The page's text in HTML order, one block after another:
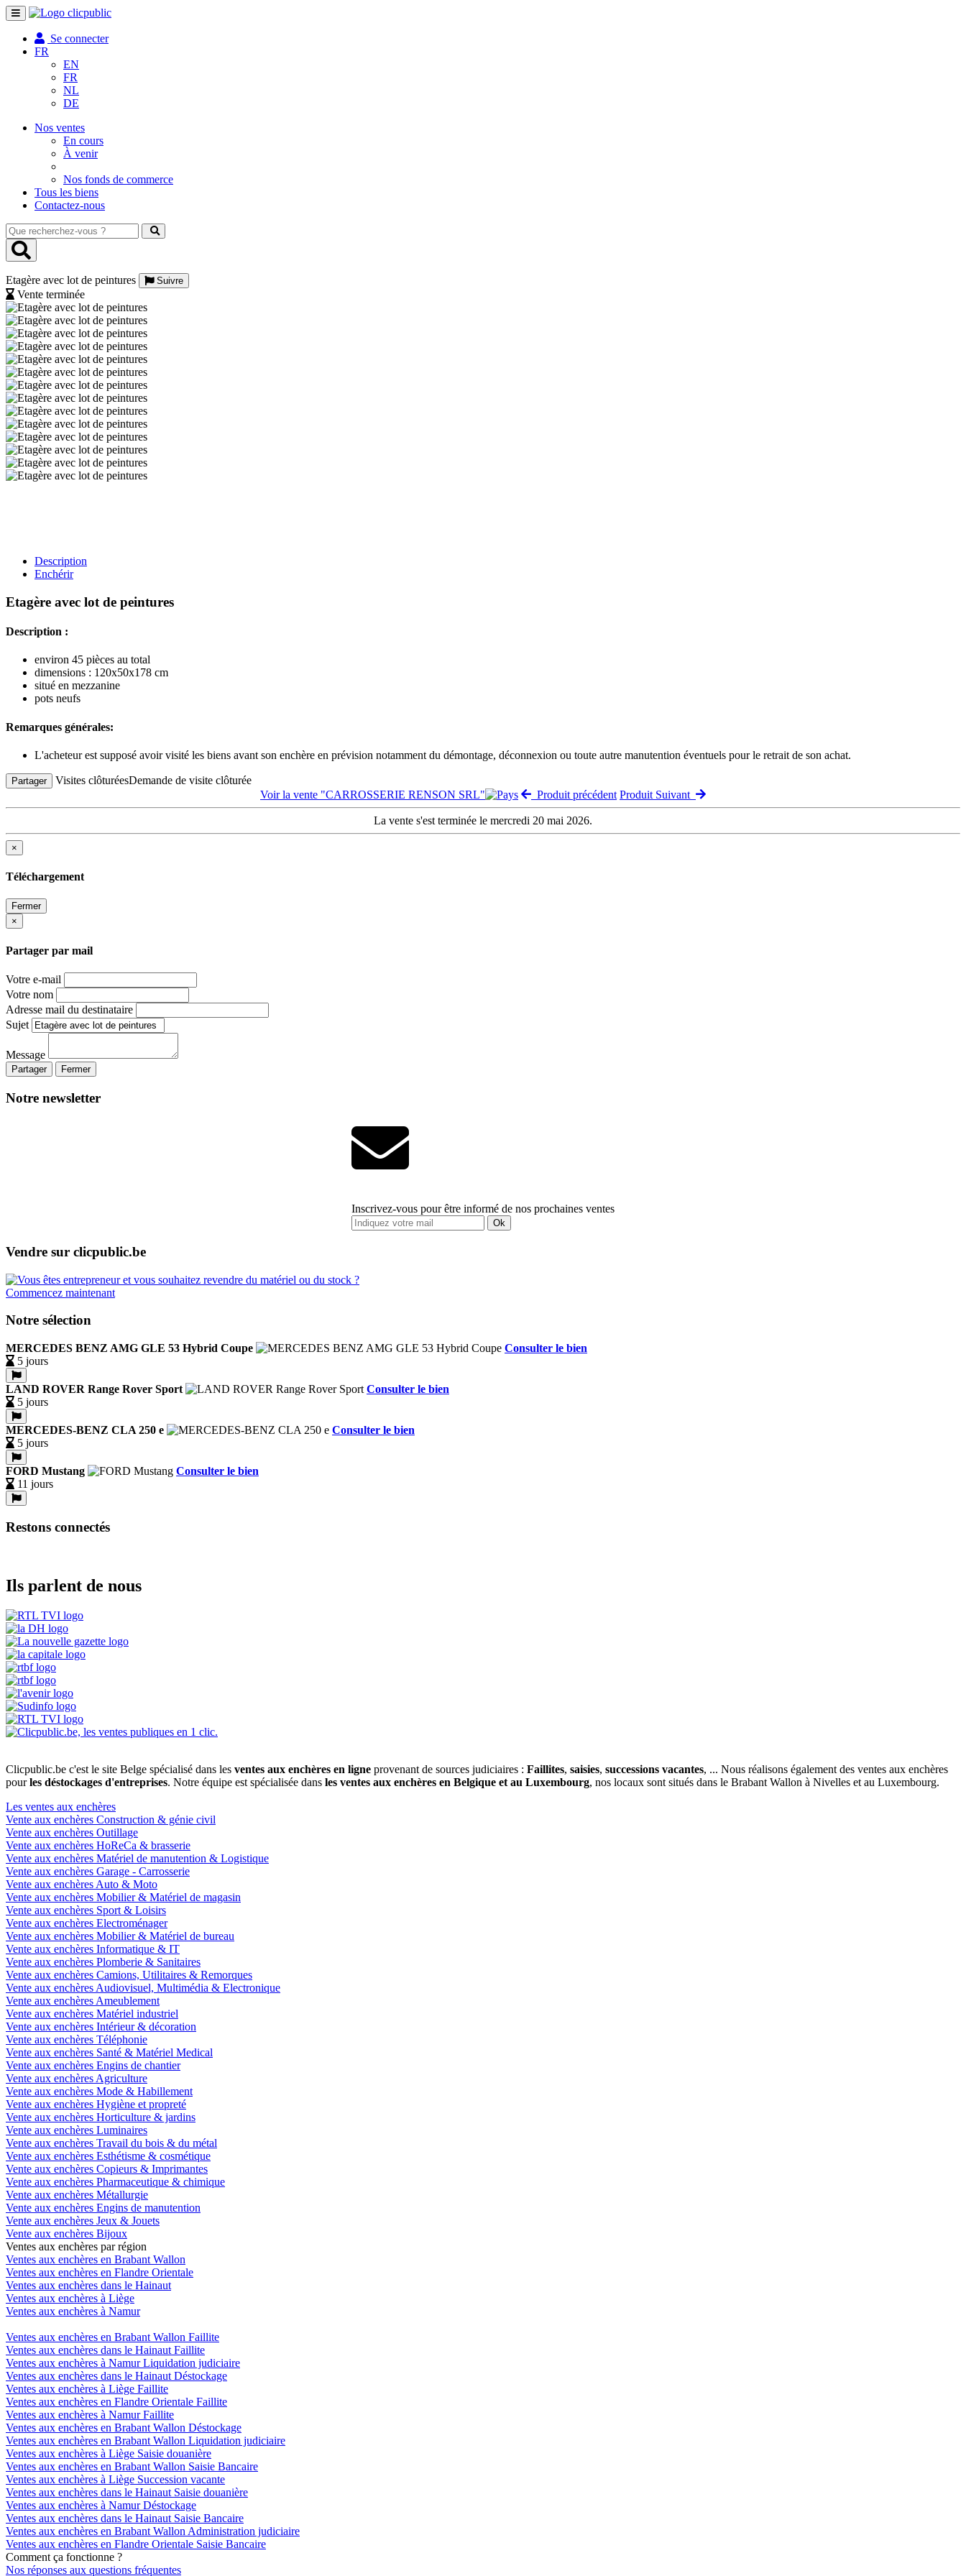
Toggle
navigation
Se connecter
FR
EN
FR
NL
DE
Nos ventes
En cours
À venir
Nos fonds de commerce
Tous les biens
Contactez-nous
Que
recherchez-
vous
Etagère avec lot de peintures
Suivre
Vente terminée
Description
Enchérir
Etagère avec lot de peintures
Description :
environ 45 pièces au total
dimensions : 120x50x178 cm
situé en mezzanine
pots neufs
Remarques générales:
L'acheteur est supposé avoir visité les biens avant son enchère en prévision notamment du démontage, déconnexion ou toute autre manutention éventuels pour le retrait de son achat.
Partager Visites clôturéesDemande de visite clôturée
Voir la vente "CARROSSERIE RENSON SRL"
Produit précédent Produit Suivant
La vente s'est terminée le mercredi 20 mai 2026.
×
Téléchargement
Fermer
×
Partager par mail
Votre e-mail
Votre nom
Adresse mail du destinataire
Sujet
Message
Partager Fermer
Notre newsletter
Inscrivez-vous pour être informé de nos prochaines ventes
Ok
Vendre sur clicpublic.be
Commencez maintenant
Notre sélection
MERCEDES BENZ AMG GLE 53 Hybrid Coupe
Consulter le bien
5 jours
LAND ROVER Range Rover Sport
Consulter le bien
5 jours
MERCEDES-BENZ CLA 250 e
Consulter le bien
5 jours
FORD Mustang
Consulter le bien
11 jours
Restons connectés
Ils parlent de nous
Clicpublic.be c'est le site Belge spécialisé dans les ventes aux enchères en ligne provenant de sources judiciaires : Faillites, saisies, successions vacantes, ... Nous réalisons également des ventes aux enchères
pourles déstockages d'entreprises. Notre équipe est spécialisée dans les ventes aux enchères en Belgique et au Luxembourg, nos locaux sont situés dans le Brabant Wallon à Nivelles et au Luxembourg.
Les ventes aux enchères
Vente aux enchères Construction & génie civil
Vente aux enchères Outillage
Vente aux enchères HoReCa & brasserie
Vente aux enchères Matériel de manutention & Logistique
Vente aux enchères Garage - Carrosserie
Vente aux enchères Auto & Moto
Vente aux enchères Mobilier & Matériel de magasin
Vente aux enchères Sport & Loisirs
Vente aux enchères Electroménager
Vente aux enchères Mobilier & Matériel de bureau
Vente aux enchères Informatique & IT
Vente aux enchères Plomberie & Sanitaires
Vente aux enchères Camions, Utilitaires & Remorques
Vente aux enchères Audiovisuel, Multimédia & Electronique
Vente aux enchères Ameublement
Vente aux enchères Matériel industriel
Vente aux enchères Intérieur & décoration
Vente aux enchères Téléphonie
Vente aux enchères Santé & Matériel Medical
Vente aux enchères Engins de chantier
Vente aux enchères Agriculture
Vente aux enchères Mode & Habillement
Vente aux enchères Hygiène et propreté
Vente aux enchères Horticulture & jardins
Vente aux enchères Luminaires
Vente aux enchères Travail du bois & du métal
Vente aux enchères Esthétisme & cosmétique
Vente aux enchères Copieurs & Imprimantes
Vente aux enchères Pharmaceutique & chimique
Vente aux enchères Métallurgie
Vente aux enchères Engins de manutention
Vente aux enchères Jeux & Jouets
Vente aux enchères Bijoux
Ventes aux enchères par région
Ventes aux enchères en Brabant Wallon
Ventes aux enchères en Flandre Orientale
Ventes aux enchères dans le Hainaut
Ventes aux enchères à Liège
Ventes aux enchères à Namur
Ventes aux enchères en Brabant Wallon Faillite
Ventes aux enchères dans le Hainaut Faillite
Ventes aux enchères à Namur Liquidation judiciaire
Ventes aux enchères dans le Hainaut Déstockage
Ventes aux enchères à Liège Faillite
Ventes aux enchères en Flandre Orientale Faillite
Ventes aux enchères à Namur Faillite
Ventes aux enchères en Brabant Wallon Déstockage
Ventes aux enchères en Brabant Wallon Liquidation judiciaire
Ventes aux enchères à Liège Saisie douanière
Ventes aux enchères en Brabant Wallon Saisie Bancaire
Ventes aux enchères à Liège Succession vacante
Ventes aux enchères dans le Hainaut Saisie douanière
Ventes aux enchères à Namur Déstockage
Ventes aux enchères dans le Hainaut Saisie Bancaire
Ventes aux enchères en Brabant Wallon Administration judiciaire
Ventes aux enchères en Flandre Orientale Saisie Bancaire
Comment ça fonctionne ?
Nos réponses aux questions fréquentes